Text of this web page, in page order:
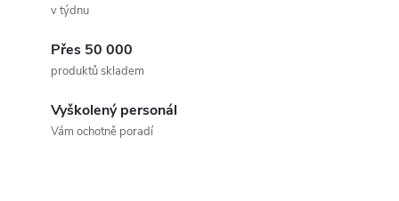
v týdnu
Přes 50 000
produktů skladem
Vyškolený personál
Vám ochotně poradí